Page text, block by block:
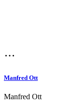
Manfred Ott
Manfred Ott